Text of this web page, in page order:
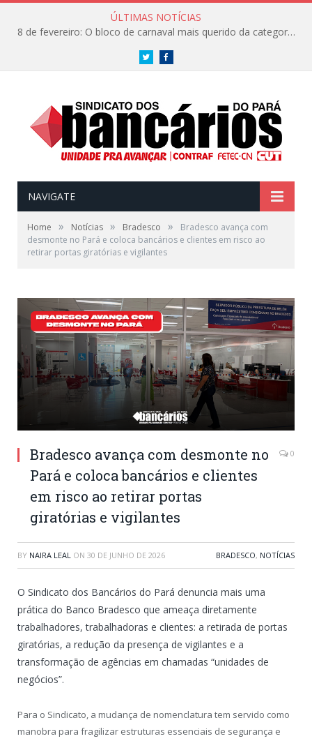
ÚLTIMAS NOTÍCIAS
8 de fevereiro: O bloco de carnaval mais querido da categoria já tem data. Vem pro CarnaBancários 2025!
Twitter
NAVIGATE
Home » Notícias » Bradesco »
Bradesco avança com
desmonte no Pará e coloca bancários e clientes em risco ao
retirar portas giratórias e vigilantes
Bradesco avança com desmonte no
Pará e coloca bancários e clientes
em risco ao retirar portas
giratórias e vigilantes
0
BY NAIRA LEAL ON 30 DE JUNHO DE 2026 BRADESCO, NOTÍCIAS
O Sindicato dos Bancários do Pará denuncia mais uma
prática do Banco Bradesco que ameaça diretamente
trabalhadores, trabalhadoras e clientes: a retirada de portas
giratórias, a redução da presença de vigilantes e a
transformação de agências em chamadas “unidades de
negócios”.
Para o Sindicato, a mudança de nomenclatura tem servido como
manobra para fragilizar estruturas essenciais de segurança e